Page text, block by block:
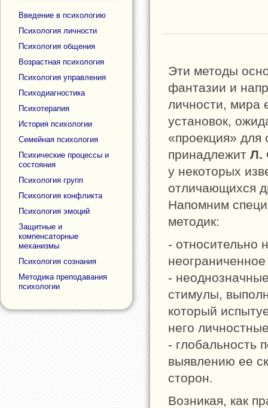
Введение в психологию
Психология личности
Психология общения
Возрастная психология
Психология управления
Психодиагностика
Психотерапия
История психологии
Семейная психология
Психические процессы и
состояния
Психология групп
Психология конфликта
Психология эмоций
Защитные и
компенсаторные
механизмы
Психология сознания
Методика преподавания
психологии
Эти методы
фантазии и
личности, мира
установок,
«проекция» для
принадлежит Л.
у некоторых
отличающихся
Напомним
методик:
- относительно
-
стимулы,
который
него
- глобальность
выявлению ее
сторон.
Возникая, как